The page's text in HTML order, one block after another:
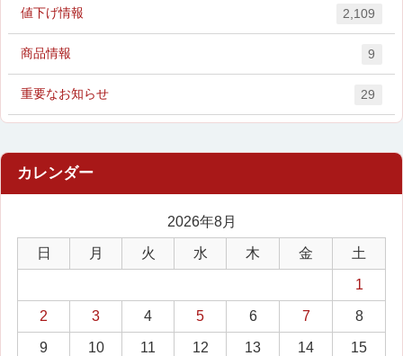
値下げ情報 2,109
商品情報 9
重要なお知らせ 29
2026年8月
日 月 火 水 木 金 土
1
2 3 4 5 6 7 8
9 10 11 12 13 14 15